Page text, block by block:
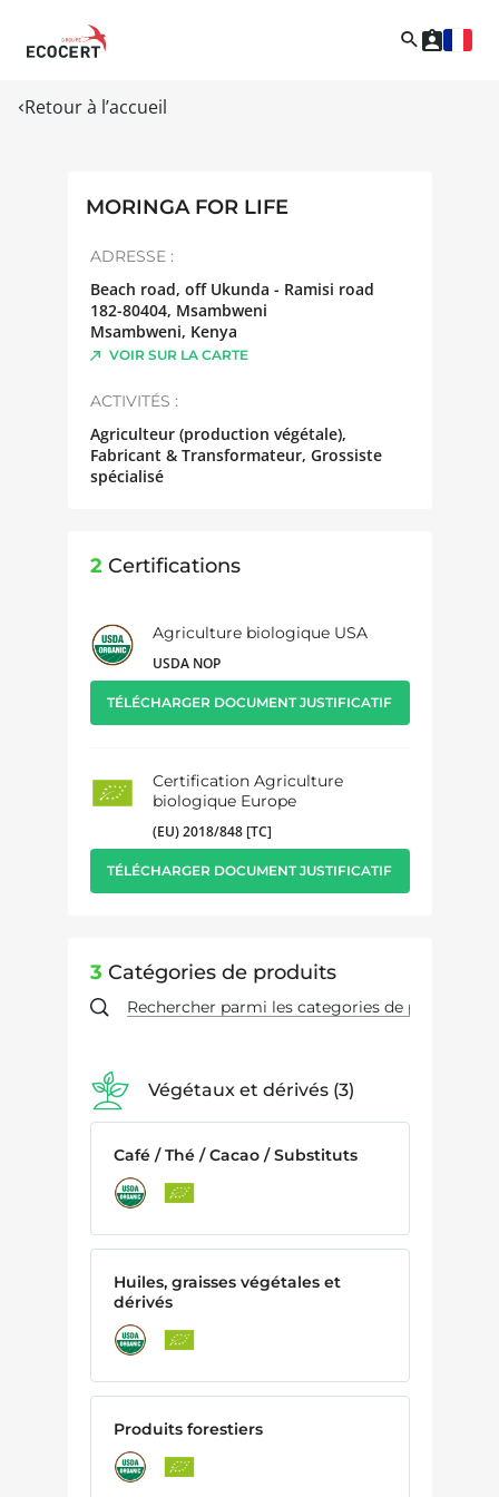
Retour à l’accueil
MORINGA FOR LIFE
ADRESSE :
Beach road, off Ukunda - Ramisi road
182-80404, Msambweni
Msambweni, Kenya
VOIR SUR LA CARTE
ACTIVITÉS :
Agriculteur (production végétale),
Fabricant & Transformateur, Grossiste
spécialisé
2 Certifications
Agriculture biologique USA
USDA NOP
TÉLÉCHARGER DOCUMENT JUSTIFICATIF
Certification Agriculture
biologique Europe
(EU) 2018/848 [TC]
TÉLÉCHARGER DOCUMENT JUSTIFICATIF
3 Catégories de produits
Végétaux et dérivés 3
Café / Thé / Cacao / Substituts
Huiles, graisses végétales et
dérivés
Produits forestiers